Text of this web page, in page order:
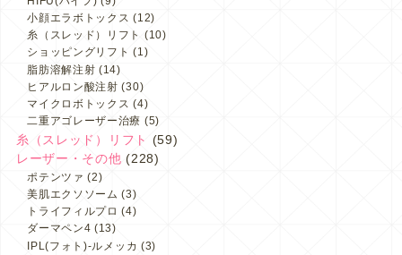
小顔エラボトックス (12)
糸（スレッド）リフト (10)
ショッピングリフト (1)
脂肪溶解注射 (14)
ヒアルロン酸注射 (30)
マイクロボトックス (4)
二重アゴレーザー治療 (5)
糸（スレッド）リフト
(59)
レーザー・その他 (228)
ポテンツァ (2)
美肌エクソソーム (3)
トライフィルプロ (4)
ダーマペン4 (13)
IPL(フォト)-ルメッカ (3)